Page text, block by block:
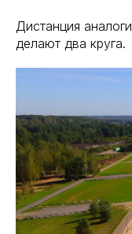
Дистанция
делают два круга.